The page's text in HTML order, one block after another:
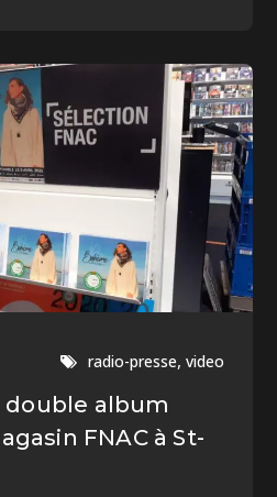
radio-presse,video
double album
FNAC à St-